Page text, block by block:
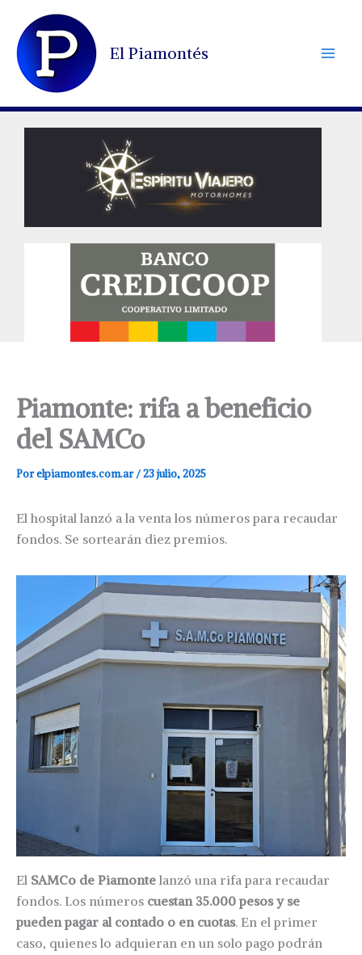
contenido
El Piamontés
Piamonte: rifa a beneficio
del SAMCo
Porelpiamontes.com.ar/23 julio, 2025
El hospital lanzó a la venta los números para recaudar
fondos. Se sortearán diez premios.
El SAMCo de Piamonte lanzó una rifa para recaudar
fondos. Los números cuestan 35.000 pesos y se
pueden pagar al contado o en cuotas. En el primer
caso, quienes lo adquieran en un solo pago podrán